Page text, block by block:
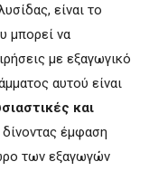
είναι το
μπορεί να
με εξαγωγικό
αυτού είναι
και
δίνοντας έμφαση
των εξαγωγών